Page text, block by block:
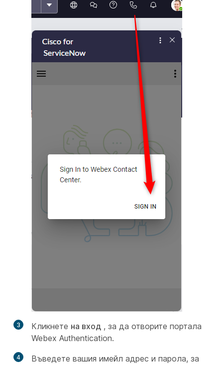
3 Кликнете на вход , за да отворите портала
Webex Authentication.
4
Въведете вашия имейл адрес и парола, за